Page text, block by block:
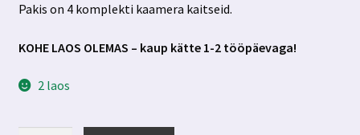
Pakis on 4 komplekti kaamera kaitseid.
KOHE LAOS OLEMAS – kaup kätte 1-2 tööpäevaga!
2 laos